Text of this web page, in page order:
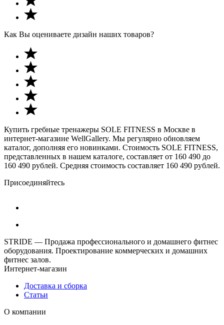
Как Вы оцениваете дизайн наших товаров?
Купить гребные тренажеры SOLE FITNESS в Москве в
интернет-магазине WellGallery. Мы регулярно обновляем
каталог, дополняя его новинками. Стоимость SOLE FITNESS,
представленных в нашем каталоге, составляет от 160 490 до
160 490 рублей. Средняя стоимость составляет 160 490 рублей.
Присоединяйтесь
STRIDE — Продажа профессионального и домашнего фитнес
оборудования. Проектирование коммерческих и домашних
фитнес залов.
Интернет-магазин
Доставка и сборка
Статьи
О компании